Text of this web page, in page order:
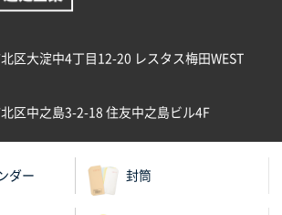
ー(2ツ折)300枚
ポリ袋 A4サイズ
日 13:22
区大淀中4丁目12-20 レスタス梅田WEST
区中之島3-2-18 住友中之島ビル4F
ダー 封筒